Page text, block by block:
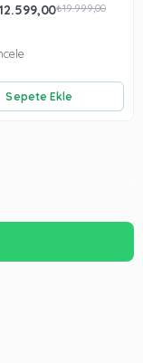
₺19.999,00
Sepete Ekle